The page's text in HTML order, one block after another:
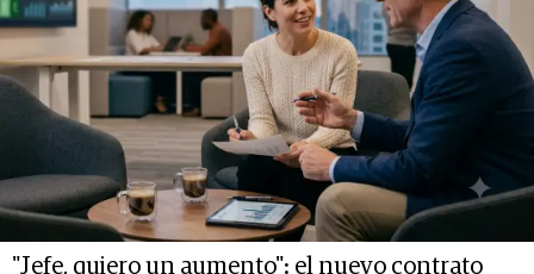
"Jefe, quiero un aumento": el nuevo contrato